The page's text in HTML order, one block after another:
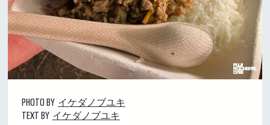
PHOTO BY イケダノブユキ
TEXT BY イケダノブユキ